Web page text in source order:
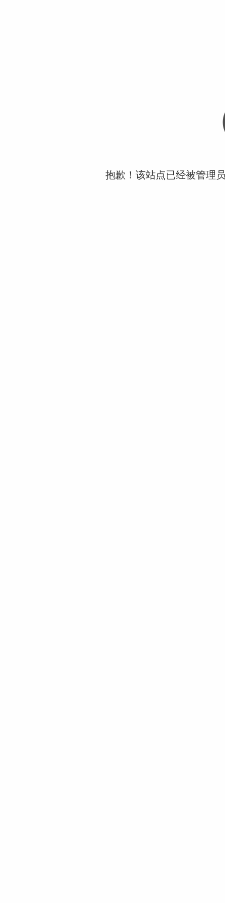
抱歉！该站点已经被管理